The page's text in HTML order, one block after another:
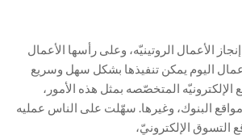
الأعمال الروتينيّه، وعلى رأسها الأعمال
اليوم يمكن تنفيذها بشكل سهل وسريع
الإلكترونيّه المتخصّصه بمثل هذه الأمور،
البنوك، وغيرها. سهّلت على الناس عمليه
التسوق الإلكترونيّ،